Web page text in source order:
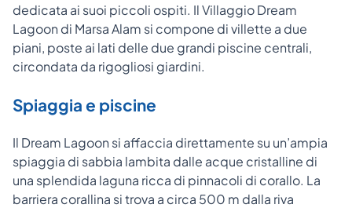
dedicata ai suoi piccoli ospiti. Il Villaggio Dream
Lagoon di Marsa Alam si compone di villette a due
piani, poste ai lati delle due grandi piscine centrali,
circondata da rigogliosi giardini.
Spiaggia e piscine
Il Dream Lagoon si affaccia direttamente su un’ampia
spiaggia di sabbia lambita dalle acque cristalline di
una splendida laguna ricca di pinnacoli di corallo. La
barriera corallina si trova a circa 500 m dalla riva